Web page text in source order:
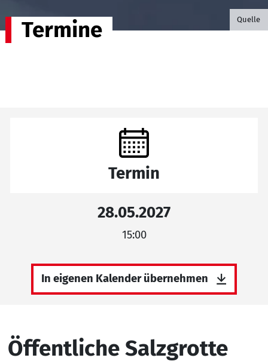
©B.G.
Quelle
Termine
Öffentliche Salzgrotte
Termin
28.05.2027
15:00
In eigenen Kalender übernehmen